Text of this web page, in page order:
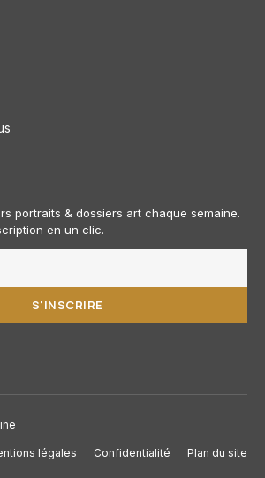
portraits & dossiers art chaque semaine.
en un clic.
S'INSCRIRE
légales Confidentialité Plan du site